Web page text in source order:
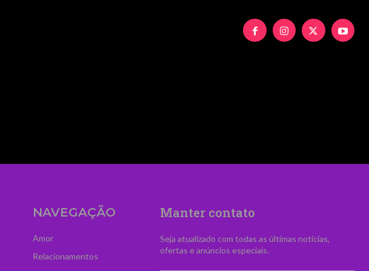
NAVEGAÇÃO
Amor
Relacionamentos
Manter contato
Seja atualizado com todas as últimas notícias,
ofertas e anúncios especiais.